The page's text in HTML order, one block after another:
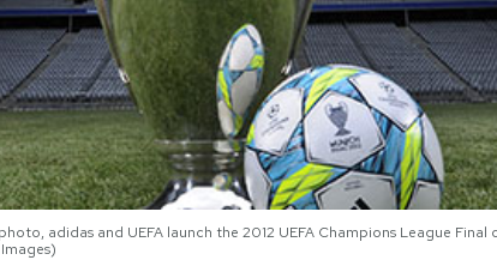
adidas and UEFA launch the 2012 UEFA Champions League